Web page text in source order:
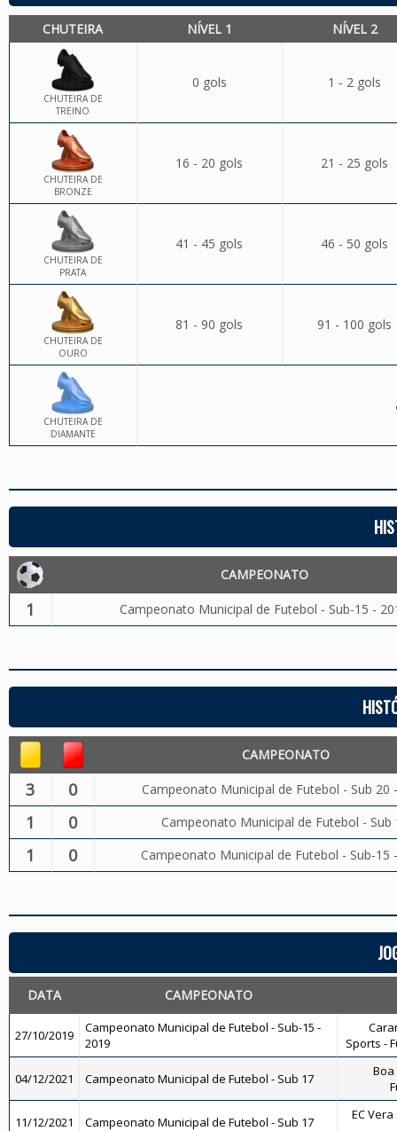
CHUTEIRA NÍVEL 1 NÍVEL 2
CHUTEIRA DE
TREINO
0 gols 1 - 2 gols
CHUTEIRA DE
BRONZE
16 - 20 gols 21 - 25 gols
CHUTEIRA DE
PRATA
41 - 45 gols 46 - 50 gols
CHUTEIRA DE
OURO
81 - 90 gols 91 - 100 gols
CHUTEIRA DE
DIAMANTE
CAMPEONATO
1 Campeonato Municipal de Futebol - Sub-15 -
CAMPEONATO
3 0 Campeonato Municipal de Futebol - Sub 20
1 0 Campeonato Municipal de Futebol - Sub
1 0 Campeonato Municipal de Futebol - Sub-15
DATA CAMPEONATO
27/10/2019
Campeonato Municipal de Futebol - Sub-15 -
2019
Sports -
04/12/2021 Campeonato Municipal de Futebol - Sub 17
Boa
11/12/2021 Campeonato Municipal de Futebol - Sub 17 EC